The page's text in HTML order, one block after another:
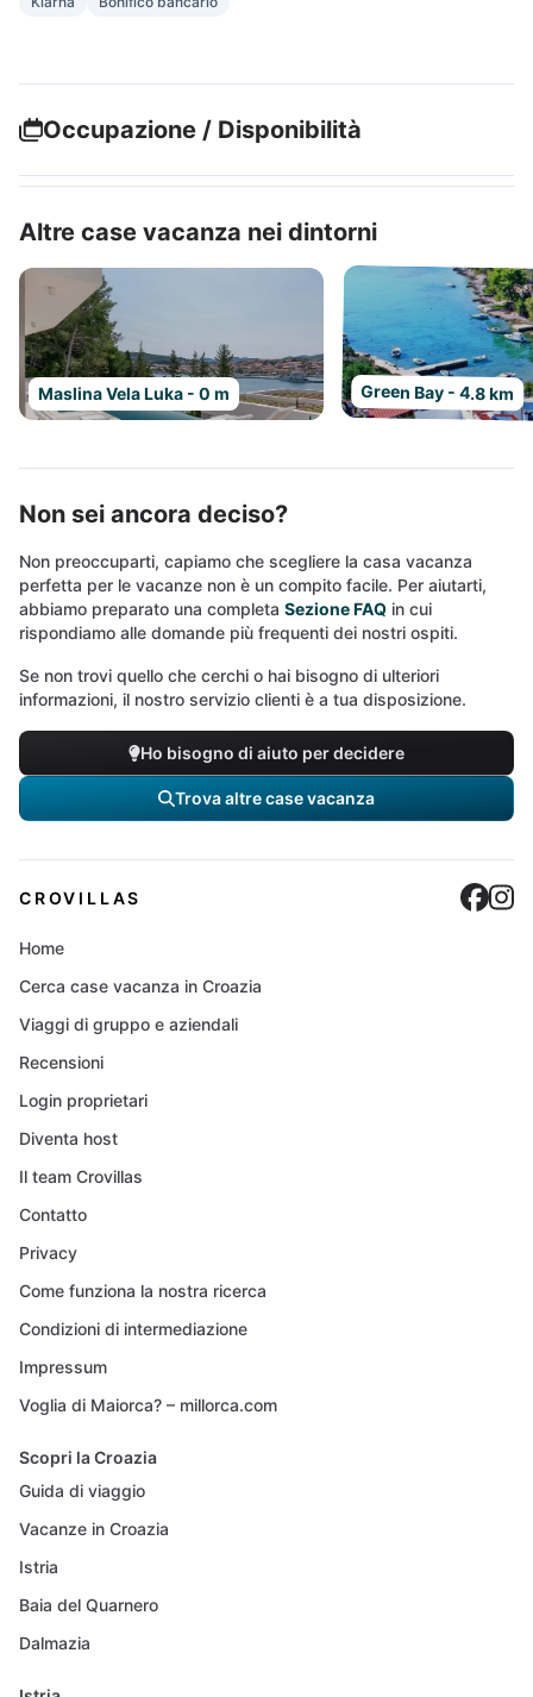
Occupazione / Disponibilità
Altre case vacanza nei dintorni
Maslina Vela Luka - 0 m Green Bay - 4.8 km
Non sei ancora deciso?
Non preoccuparti, capiamo che scegliere la casa vacanza
perfetta per le vacanze non è un compito facile. Per aiutarti,
abbiamo preparato una completa Sezione FAQ in cui
rispondiamo alle domande più frequenti dei nostri ospiti.
Se non trovi quello che cerchi o hai bisogno di ulteriori
informazioni, il nostro servizio clienti è a tua disposizione.
Ho bisogno di aiuto per decidere
Trova altre case vacanza
CROVILLAS
Home
Cerca case vacanza in Croazia
Viaggi di gruppo e aziendali
Recensioni
Login proprietari
Diventa host
Il team Crovillas
Contatto
Privacy
Come funziona la nostra ricerca
Condizioni di intermediazione
Impressum
Voglia di Maiorca? – millorca.com
Scopri la Croazia
Guida di viaggio
Vacanze in Croazia
Istria
Baia del Quarnero
Dalmazia